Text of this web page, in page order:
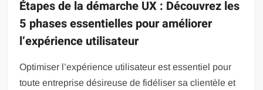
Étapes de la démarche UX : Découvrez les
5 phases essentielles pour améliorer
l’expérience utilisateur
Optimiser l’expérience utilisateur est essentiel pour
toute entreprise désireuse de fidéliser sa clientèle et